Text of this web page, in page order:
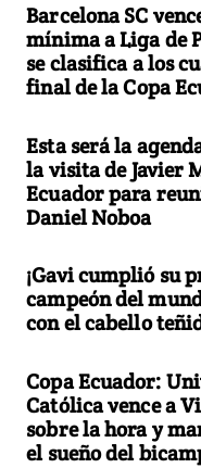
Barcelona SC
mínima a Liga de
se clasifica a los
final de la Copa
Esta será la
la visita de Javier
Ecuador para
Daniel Noboa
¡Gavi cumplió su
campeón del
con el cabello
Copa Ecuador:
Católica vence a
sobre la hora y
el sueño del